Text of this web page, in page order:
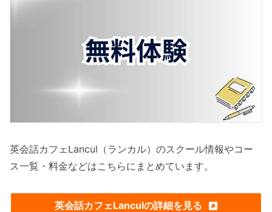
英会話カフェLancul（ランカル）のスクール情報やコー
ス一覧・料金などはこちらにまとめています。
英会話カフェLanculの詳細を見る